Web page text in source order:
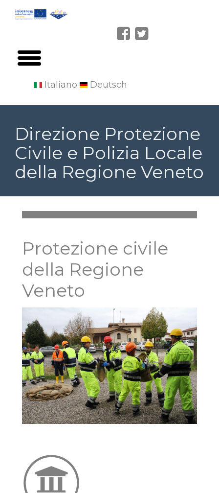
contenuto
principale
Italiano Deutsch
Direzione Protezione
Civile e Polizia Locale
della Regione Veneto
Protezione civile
della Regione
Veneto